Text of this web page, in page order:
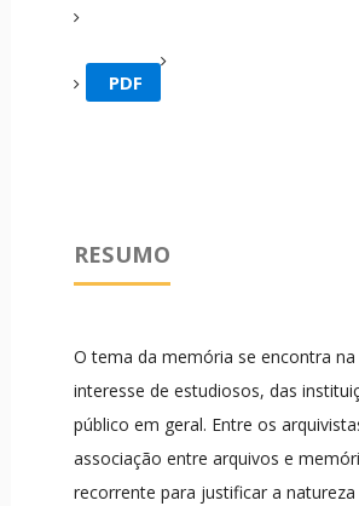
PDF
RESUMO
O tema da memória se encontra
interesse de estudiosos, das
público em geral. Entre os
associação entre arquivos e
recorrente para justificar a natureza